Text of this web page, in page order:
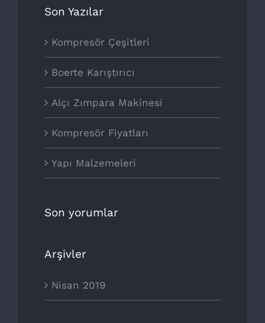
Son Yazılar
Kompresör Çeşitleri
Boerte Karıştırıcı
Alçı Zımpara Makinesi
Kompresör Fiyatları
Yapı Malzemeleri
Son yorumlar
Arşivler
Nisan 2019